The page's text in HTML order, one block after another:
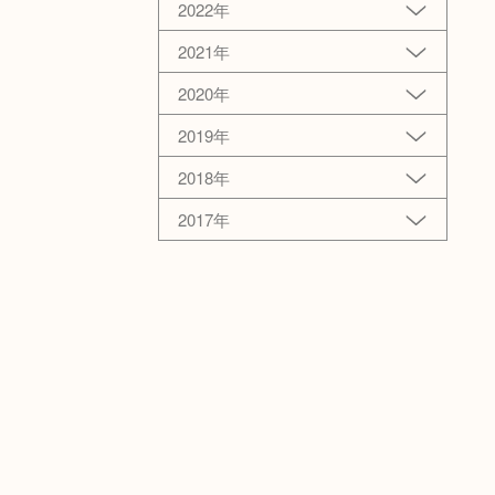
2022年
2021年
2020年
2019年
2018年
2017年